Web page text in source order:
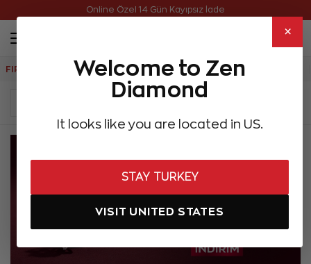
×
Welcome to Zen
Diamond
It looks like you are located in US.
STAY TURKEY
VISIT UNITED STATES
Online Özel Ücretsiz ve Sigortalı Teslimat
FIRSATLAR Aynı Gün Kargo Çok Satanlar Hediye Önerileri